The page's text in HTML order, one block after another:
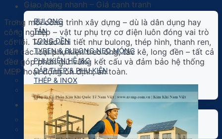
Sản phẩm
BULONG
TÁN
LONG ĐỀN
TYREN & BULONG NEO MÓNG
PHỤ KIỆN HỆ I&C
CÁP THÉP & PHỤ KIỆN
THÉP & INOX
VÍT
Dịch Vụ Gia Công
Gia Công Bulong
Gia Công Kim Loại
Giao hàng nhanh – Giá cạnh tranh
Trong mỗi công trình xây dựng – dù là dân dụng hay
công nghiệp – vật tư phụ trợ cơ điện luôn đóng vai trò
cốt lõi. Từ các chi tiết như bulong, thép hình, thanh ren,
đến các loại phụ kiện treo ống, tắc kê, long đền – tất cả
đều góp phần giữ vững kết cấu và đảm bảo hệ thống
MEP hoạt động ổn định, an toàn.